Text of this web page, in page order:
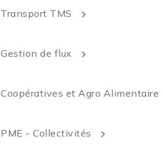
Transport TMS
Gestion de flux
Coopératives et Agro Alimentaire
PME - Collectivités